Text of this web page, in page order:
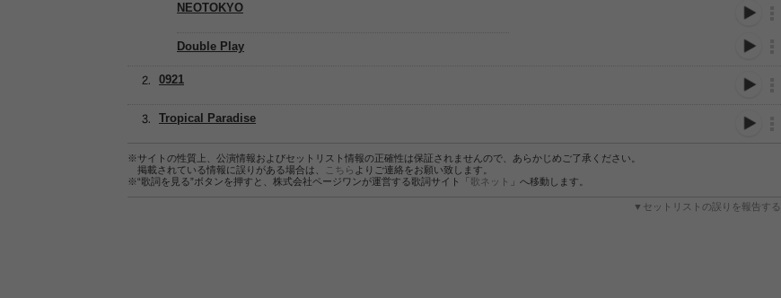
NEOTOKYO
Double Play
0921
Tropical Paradise
※サイトの性質上、公演情報およびセットリスト情報の正確性は保証されませんので、あらかじめご了承ください。
掲載されている情報に誤りがある場合は、
こちら よりご連絡をお願い致します。
※“歌詞を見る”ボタンを押すと、株式会社ページワンが運営する歌詞サイト「歌ネット 」へ移動します。
▼セットリストの誤りを報告する